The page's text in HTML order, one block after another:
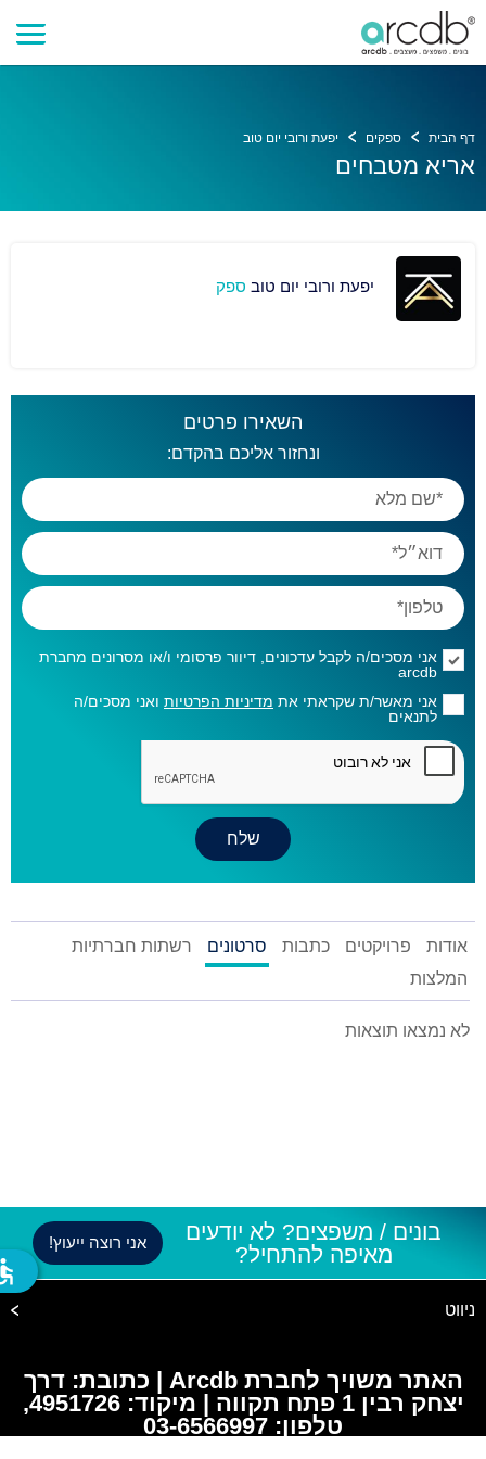
דף הבית ספקים יפעת ורובי יום טוב
אריא מטבחים
יפעת ורובי יום טוב ספק
השאירו פרטים
ונחזור אליכם בהקדם:
אני מסכים/ה לקבל עדכונים, דיוור פרסומי ו/או מסרונים מחברת
arcdb
אני מאשר/ת שקראתי את מדיניות הפרטיות ואני מסכים/ה
לתנאים
אודות פרויקטים כתבות סרטונים
רשתות חברתיות
המלצות
לא נמצאו תוצאות
בונים / משפצים? לא יודעים
מאיפה להתחיל?
אני רוצה ייעוץ!
ניווט
האתר משויך לחברת Arcdb | כתובת: דרך
יצחק רבין 1 פתח תקווה | מיקוד: 4951726,
טלפון: 03-6566997